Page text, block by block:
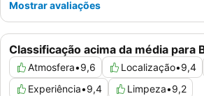
Classificação acima da média para
Atmosfera•9,6 Localização•9,4
Experiência•9,4 Limpeza•9,2
Mostrar avaliações